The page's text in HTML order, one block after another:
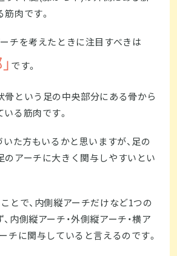
肉です。
チを考えたときに注目すべきは
です。
骨という足の中央部分にある骨から
る筋肉です。
いた方もいるかと思いますが、足の
アーチに大きく関与しやすいとい
とで、内側縦アーチだけなど1つの
内側縦アーチ・外側縦アーチ・横ア
チに関与していると言えるのです。